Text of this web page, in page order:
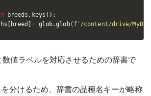
breeds . keys ( ) :
breed = glob.glob( f'/content/drive/
値ラベルを対応させるための辞書で
分けるため、辞書の品種名キーが略称